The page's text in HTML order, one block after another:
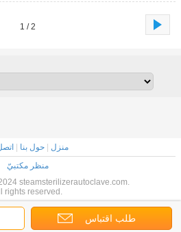
1 / 2
طلب اقتباس
منزل |حول بنا
منظر مكتبيّ
steamsterilizerautoclave.com.
rights reserved.